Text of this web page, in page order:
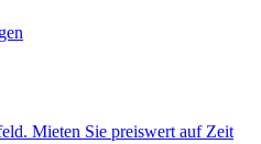
Mieten Sie preiswert auf Zeit